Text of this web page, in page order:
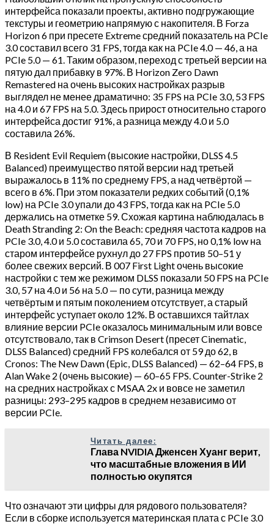
интерфейса показали проекты, активно подгружающие
текстуры и геометрию напрямую с накопителя. В Forza
Horizon 6 при пресете Extreme средний показатель на PCIe
3.0 составил всего 31 FPS, тогда как на PCIe 4.0 — 46, а на
PCIe 5.0 — 61. Таким образом, переход с третьей версии на
пятую дал прибавку в 97%. В Horizon Zero Dawn
Remastered на очень высоких настройках разрыв
выглядел не менее драматично: 35 FPS на PCIe 3.0, 53 FPS
на 4.0 и 67 FPS на 5.0. Здесь прирост относительно старого
интерфейса достиг 91%, а разница между 4.0 и 5.0
составила 26%.
В Resident Evil Requiem (высокие настройки, DLSS 4.5
Balanced) преимущество пятой версии над третьей
выражалось в 11% по среднему FPS, а над четвёртой —
всего в 6%. При этом показатели редких событий (0,1%
low) на PCIe 3.0 упали до 43 FPS, тогда как на PCIe 5.0
держались на отметке 59. Схожая картина наблюдалась в
Death Stranding 2: On the Beach: средняя частота кадров на
PCIe 3.0, 4.0 и 5.0 составила 65, 70 и 70 FPS, но 0,1% low на
старом интерфейсе рухнул до 27 FPS против 50–51 у
более свежих версий. В 007 First Light очень высокие
настройки с тем же режимом DLSS показали 50 FPS на PCIe
3.0, 57 на 4.0 и 56 на 5.0 — по сути, разница между
четвёртым и пятым поколением отсутствует, а старый
интерфейс уступает около 12%. В оставшихся тайтлах
влияние версии PCIe оказалось минимальным или вовсе
отсутствовало, так в Crimson Desert (пресет Cinematic,
DLSS Balanced) средний FPS колебался от 59 до 62, в
Cronos: The New Dawn (Epic, DLSS Balanced) — 62–64 FPS, в
Alan Wake 2 (очень высокие) — 60–65 FPS. Counter-Strike 2
на средних настройках с MSAA 2x и вовсе не заметил
разницы: 293–295 кадров в среднем независимо от
версии PCIe.
Читать далее:
Глава NVIDIA Дженсен Хуанг верит,
что масштабные вложения в ИИ
полностью окупятся
Что означают эти цифры для рядового пользователя?
Если в сборке используется материнская плата с PCIe 3.0